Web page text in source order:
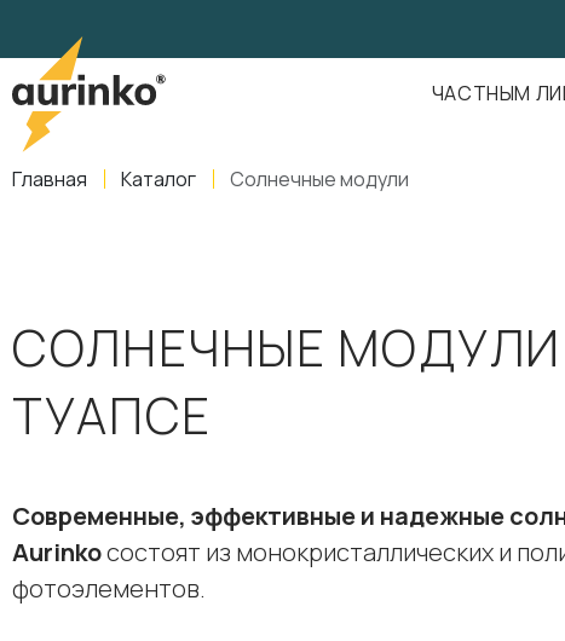
ЧАСТНЫМ
Главная Каталог Солнечные модули
СОЛНЕЧНЫЕ МОДУЛИ
ТУАПСЕ
Современные, эффективные и надежные
Aurinkoсостоят из монокристаллических и
фотоэлементов.
,Свердловская область
info@aurinkos.com
8-800-770-79-40